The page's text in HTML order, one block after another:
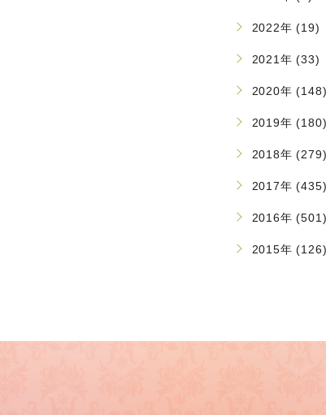
2022年 (19)
2021年 (33)
2020年 (148)
2019年 (180)
2018年 (279)
2017年 (435)
2016年 (501)
2015年 (126)